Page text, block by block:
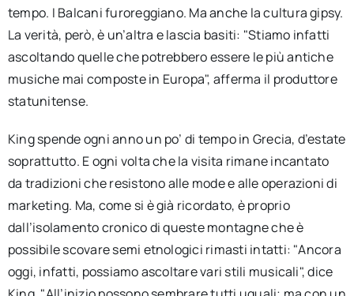
tempo. I Balcani furoreggiano. Ma anche la cultura gipsy.
La verità, però, è un’altra e lascia basiti: "Stiamo infatti
ascoltando quelle che potrebbero essere le più antiche
musiche mai composte in Europa", afferma il produttore
statunitense.
King spende ogni anno un po’ di tempo in Grecia, d’estate
soprattutto. E ogni volta che la visita rimane incantato
da tradizioni che resistono alle mode e alle operazioni di
marketing. Ma, come si è già ricordato, è proprio
dall’isolamento cronico di queste montagne che è
possibile scovare semi etnologici rimasti intatti: "Ancora
oggi, infatti, possiamo ascoltare vari stili musicali", dice